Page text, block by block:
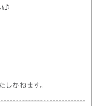
♪
かねます。